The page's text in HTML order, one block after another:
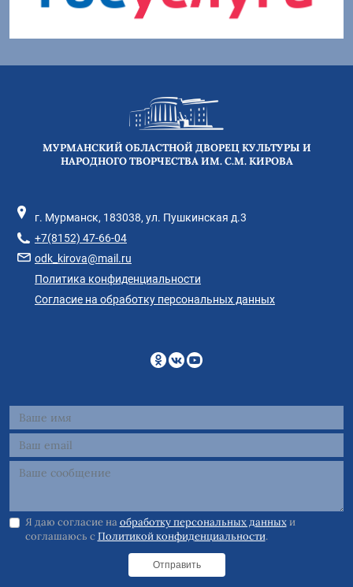
МУРМАНСКИЙ ОБЛАСТНОЙ ДВОРЕЦ КУЛЬТУРЫ И
НАРОДНОГО ТВОРЧЕСТВА ИМ. С.М. КИРОВА
г. Мурманск, 183038, ул. Пушкинская д.3
+7(8152) 47-66-04
odk_kirova@mail.ru
Политика конфиденциальности
Согласие на обработку персональных данных
Я даю согласие наобработку персональных данныхи
соглашаюсь сПолитикой конфиденциальности.
Отправить